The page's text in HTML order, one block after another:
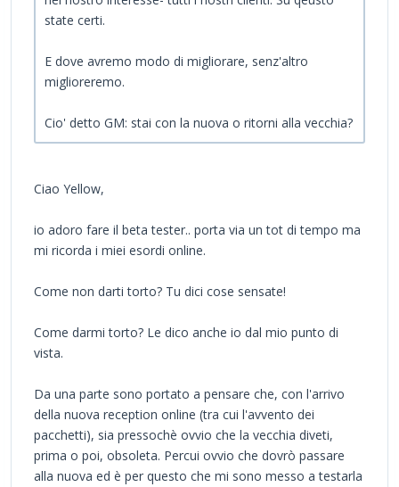
state certi.
E dove avremo modo di migliorare, senz'altro
miglioreremo.
Cio' detto GM: stai con la nuova o ritorni alla vecchia?
Ciao Yellow,
io adoro fare il beta tester.. porta via un tot di tempo ma
mi ricorda i miei esordi online.
Come non darti torto? Tu dici cose sensate!
Come darmi torto? Le dico anche io dal mio punto di
vista.
Da una parte sono portato a pensare che, con l'arrivo
della nuova reception online (tra cui l'avvento dei
pacchetti), sia pressochè ovvio che la vecchia diveti,
prima o poi, obsoleta. Percui ovvio che dovrò passare
alla nuova ed è per questo che mi sono messo a testarla